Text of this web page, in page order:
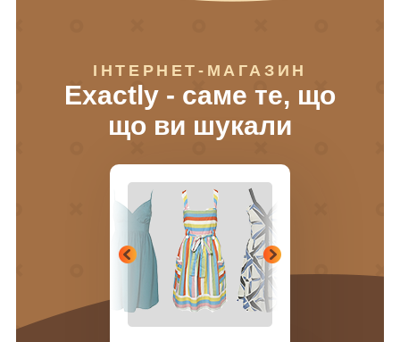
ІНТЕРНЕТ-МАГАЗИН
Exactly - саме те, що
що ви шукали